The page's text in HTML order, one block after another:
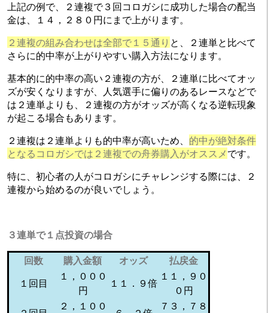
上記の例で、２連複で３回コロガシに成功した場合の配当
金は、１４，２８０円にまで上がります。
２連複の組み合わせは全部で１５通り と、２連単と比べて
さらに的中率が上がりやすい購入方法になります。
基本的に的中率の高い２連複の方が、２連単に比べてオッ
ズが安くなりますが、人気選手に偏りのあるレースなどで
は２連単よりも、２連複の方がオッズが高くなる逆転現象
が起こる場合もあります。
２連複は２連単よりも的中率が高いため、 的中が絶対条件
となるコロガシでは２連複での舟券購入がオススメ です。
特に、初心者の人がコロガシにチャレンジする際には、２
連複から始めるのが良いでしょう。
３連単で１点投資の場合
回数 購入金額 オッズ
払戻金
１回目
１，０００
円
１１．９倍
１１，９０
０円
２，１００ ７３，７８